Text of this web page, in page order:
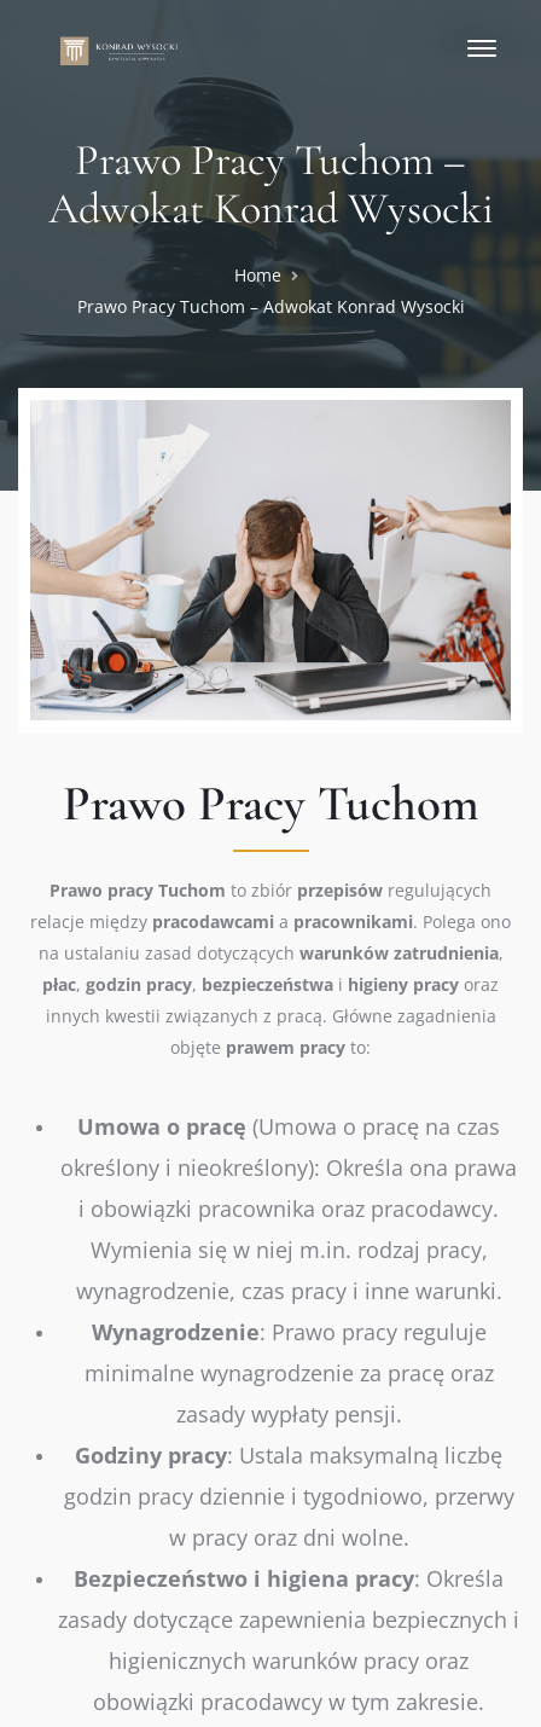
Prawo Pracy Tuchom –
Adwokat Konrad Wysocki
Home
Prawo Pracy Tuchom – Adwokat Konrad Wysocki
Prawo Pracy Tuchom
Prawo pracy Tuchom to zbiór przepisów regulujących
relacje między pracodawcami a pracownikami. Polega ono
na ustalaniu zasad dotyczących warunków zatrudnienia,
płac, godzin pracy, bezpieczeństwa i higieny pracy oraz
innych kwestii związanych z pracą. Główne zagadnienia
objęte prawem pracy to:
Umowa o pracę (Umowa o pracę na czas
określony i nieokreślony): Określa ona prawa
i obowiązki pracownika oraz pracodawcy.
Wymienia się w niej m.in. rodzaj pracy,
wynagrodzenie, czas pracy i inne warunki.
Wynagrodzenie: Prawo pracy reguluje
minimalne wynagrodzenie za pracę oraz
zasady wypłaty pensji.
Godziny pracy: Ustala maksymalną liczbę
godzin pracy dziennie i tygodniowo, przerwy
w pracy oraz dni wolne.
Bezpieczeństwo i higiena pracy: Określa
zasady dotyczące zapewnienia bezpiecznych i
higienicznych warunków pracy oraz
obowiązki pracodawcy w tym zakresie.